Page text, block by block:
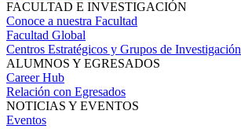
FACULTAD E INVESTIGACIÓN
Conoce a nuestra Facultad
Facultad Global
Centros Estratégicos y Grupos de Investigación
ALUMNOS Y EGRESADOS
Career Hub
Relación con Egresados
NOTICIAS Y EVENTOS
Eventos